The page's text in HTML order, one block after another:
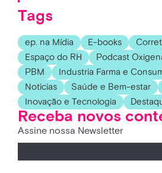
Tags
ep. na Mídia E-books
Espaço do RH
Podcast
PBM
Industria Farma e
Noticias
Saúde e Bem-estar
Inovação e Tecnologia
Receba novos
Assine nossa Newsletter